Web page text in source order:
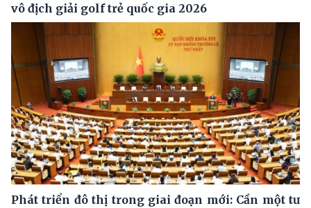
vô địch giải golf trẻ quốc gia 2026
Phát triển đô thị trong giai đoạn mới: Cần một tư